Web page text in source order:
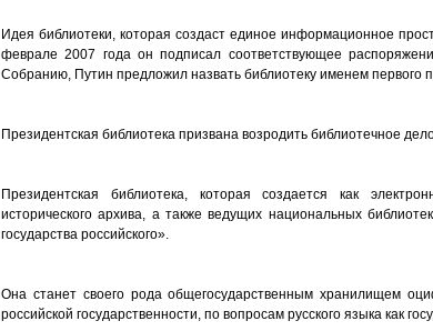
Идея библиотеки, которая создаст единое информационное
феврале 2007 года он подписал соответствующее
Собранию, Путин предложил назвать библиотеку именем первого
Президентская библиотека призвана возродить библиотечное
Президентская библиотека, которая создается как
исторического архива, а также ведущих национальных
государства российского».
Она станет своего рода общегосударственным хранилищем
российской государственности, по вопросам русского языка как